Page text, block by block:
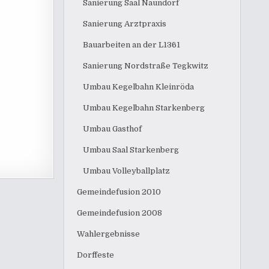
Sanierung Saal Naundorf
Sanierung Arztpraxis
Bauarbeiten an der L1361
Sanierung Nordstraße Tegkwitz
Umbau Kegelbahn Kleinröda
Umbau Kegelbahn Starkenberg
Umbau Gasthof
Umbau Saal Starkenberg
Umbau Volleyballplatz
Gemeindefusion 2010
Gemeindefusion 2008
Wahlergebnisse
Dorffeste